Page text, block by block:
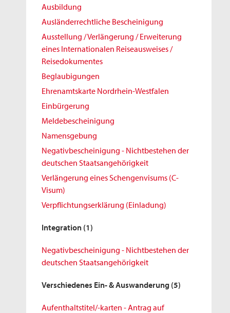
Ausbildung
Ausländerrechtliche Bescheinigung
Ausstellung / Verlängerung / Erweiterung
eines Internationalen Reiseausweises /
Reisedokumentes
Beglaubigungen
Ehrenamtskarte Nordrhein-Westfalen
Einbürgerung
Meldebescheinigung
Namensgebung
Negativbescheinigung - Nichtbestehen der
deutschen Staatsangehörigkeit
Verlängerung eines Schengenvisums (C-
Visum)
Verpflichtungserklärung (Einladung)
Integration (1)
Negativbescheinigung - Nichtbestehen der
deutschen Staatsangehörigkeit
Verschiedenes Ein- & Auswanderung (5)
Aufenthaltstitel/-karten - Antrag auf